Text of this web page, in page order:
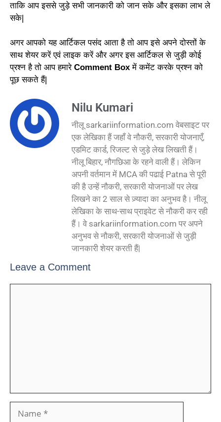
ताकि आप इससे जुड़े सभी जानकारी को जान सके और इसका लाभ ले
सके|
अगर आपको यह आर्टिकल पसंद आता है तो आप इसे अपने दोस्तों के
साथ शेयर करें एवं लाइक करें और अगर इस आर्टिकल से जुड़ी कोई
प्रश्न है तो आप हमारे Comment Box में कमेंट करके प्रश्न को
पूछ सकते हैं|
Nilu Kumari
नीलू sarkariinformation.com वेबसाइट पर
एक लेखिका हैं जहाँ वे नौकरी, सरकारी योजनाएँ,
एडमिट कार्ड, रिजल्ट से जुड़े लेख लिखती हैं।
नीलू बिहार, नौगछिआ के रहने वाली हैं। लेकिन
अपनी वर्तमान में MCA की पढाई Patna से पूरी
की है उन्हें नौकरी, सरकारी योजनाओं पर लेख
लिखने का 2 साल से ज़्यादा का अनुभव है। नीलू
लेखिका के साथ-साथ प्राइवेट से नौकरी कर रही
हैं। वे sarkariinformation.com पर अपने
अनुभव से नौकरी, सरकारी योजनाओं से जुड़ी
जानकारी शेयर करती हैं|
Leave a Comment